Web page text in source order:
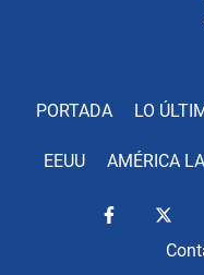
PORTADA LO
EEUU AMÉRICA